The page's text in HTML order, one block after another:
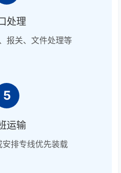
处理
报关、文件处理等
5
运输
排专线优先装载